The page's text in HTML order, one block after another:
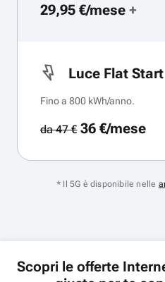
29,95 €/mese +
Luce Flat Start
Fino a 800 kWh/anno.
da 47 €36 €/mese
* Il 5G è disponibile nelle
Scopri le offerte